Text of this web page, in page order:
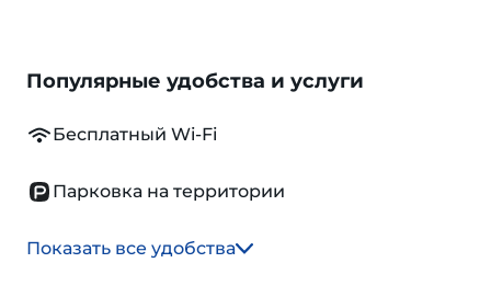
Популярные удобства и услуги
Бесплатный Wi-Fi
Парковка на территории
Показать все удобства